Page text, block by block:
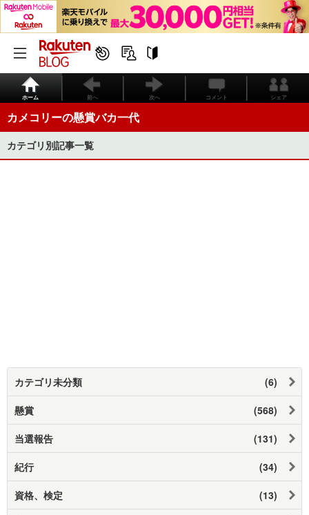
ホーム 前へ 次へ コメント シェア
カメコリーの懸賞バカ一代
カテゴリ別記事一覧
カテゴリ未分類 (6)
懸賞 (568)
当選報告 (131)
紀行 (34)
資格、検定 (13)